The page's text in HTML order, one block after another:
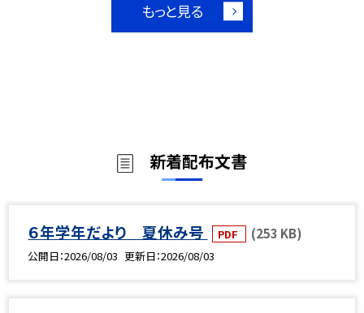
もっと見る
新着配布文書
６年学年だより 夏休み号 PDF (253 KB)
公開日 2026/08/03 更新日 2026/08/03